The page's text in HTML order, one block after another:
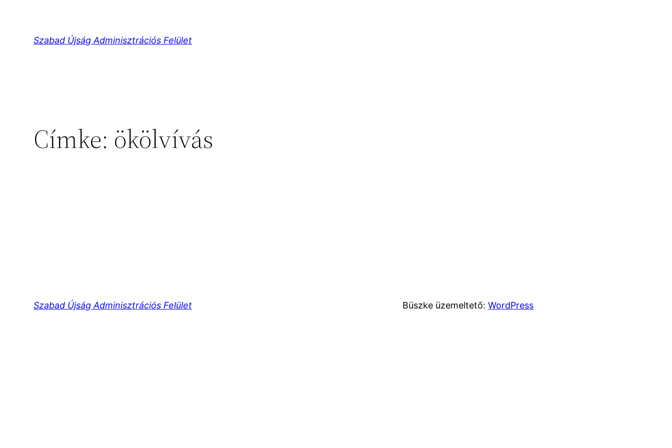
tartalomhoz
Szabad Újság Adminisztrációs Felület
Címke: ökölvívás
Szabad Újság Adminisztrációs Felület Büszke üzemeltető:WordPress